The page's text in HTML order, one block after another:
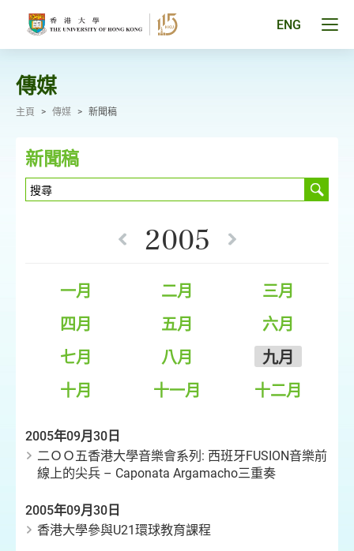
ENG
傳媒
主頁 > 傳媒 > 新聞稿
新聞稿
2005
一月 二月
三月
四月
五月
六月
七月
八月
九月
十月
十一月 十二月
2005年09月30日
二ＯＯ五香港大學音樂會系列: 西班牙FUSION音樂前
線上的尖兵 – Caponata Argamacho三重奏
2005年09月30日
香港大學參與U21環球教育課程